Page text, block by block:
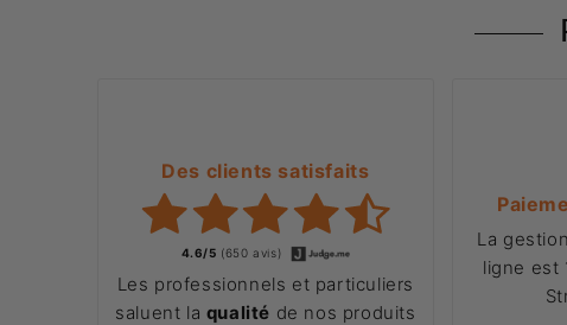
Des clients satisfaits
4.6/5 (650 avis)
Les professionnels et particuliers
saluent la qualité de nos produits
La
ligne est